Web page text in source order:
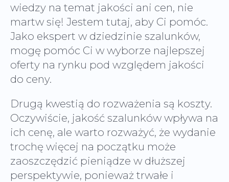
wiedzy na temat jakości ani cen, nie
martw się! Jestem tutaj, aby Ci pomóc.
Jako ekspert w dziedzinie szalunków,
mogę pomóc Ci w wyborze najlepszej
oferty na rynku pod względem jakości
do ceny.
Drugą kwestią do rozważenia są koszty.
Oczywiście, jakość szalunków wpływa na
ich cenę, ale warto rozważyć, że wydanie
trochę więcej na początku może
zaoszczędzić pieniądze w dłuższej
perspektywie, ponieważ trwałe i